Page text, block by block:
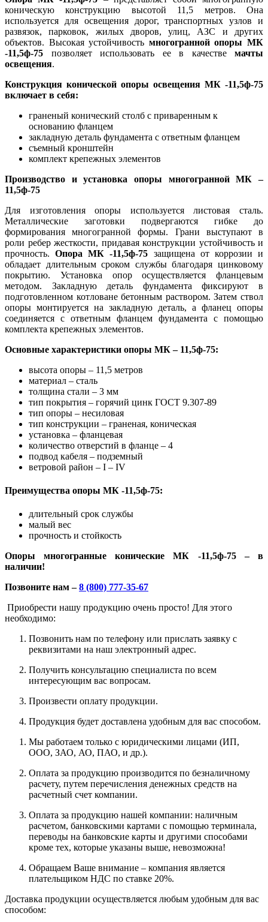
коническую конструкцию высотой 11,5 метров. Она
используется для освещения дорог, транспортных узлов и
развязок, парковок, жилых дворов, улиц, АЗС и других
объектов. Высокая устойчивость многогранной опоры МК
-11,5ф-75 позволяет использовать ее в качестве мачты
освещения.
Конструкция конической опоры освещения МК -11,5ф-75
включает в себя:
граненый конический столб с приваренным к
основанию фланцем
закладную деталь фундамента с ответным фланцем
съемный кронштейн
комплект крепежных элементов
Производство и установка опоры многогранной МК –
11,5ф-75
Для изготовления опоры используется листовая сталь.
Металлические заготовки подвергаются гибке до
формирования многогранной формы. Грани выступают в
роли ребер жесткости, придавая конструкции устойчивость и
прочность.Опора МК -11,5ф-75 защищена от коррозии и
обладает длительным сроком службы благодаря цинковому
покрытию. Установка опор осуществляется фланцевым
методом. Закладную деталь фундамента фиксируют в
подготовленном котловане бетонным раствором. Затем ствол
опоры монтируется на закладную деталь, а фланец опоры
соединяется с ответным фланцем фундамента с помощью
комплекта крепежных элементов.
Основные характеристики опоры МК – 11,5ф-75:
высота опоры – 11,5 метров
материал – сталь
толщина стали – 3 мм
тип покрытия – горячий цинк ГОСТ 9.307-89
тип опоры – несиловая
тип конструкции – граненая, коническая
установка – фланцевая
количество отверстий в фланце – 4
подвод кабеля – подземный
ветровой район – I – IV
Преимущества опоры МК -11,5ф-75:
длительный срок службы
малый вес
прочность и стойкость
Опоры многогранные конические МК -11,5ф-75 – в
наличии!
Позвоните нам –8 (800) 777-35-67
Приобрести нашу продукцию очень просто! Для этого
необходимо:
Позвонить нам по телефону или прислать заявку с
реквизитами на наш электронный адрес.
Получить консультацию специалиста по всем
интересующим вас вопросам.
Произвести оплату продукции.
Продукция будет доставлена удобным для вас способом.
Мы работаем только с юридическими лицами (ИП,
ООО, ЗАО, АО, ПАО, и др.).
Оплата за продукцию производится по безналичному
расчету, путем перечисления денежных средств на
расчетный счет компании.
Оплата за продукцию нашей компании: наличным
расчетом, банковскими картами с помощью терминала,
переводы на банковские карты и другими способами
кроме тех, которые указаны выше, невозможна!
Обращаем Ваше внимание – компания является
плательщиком НДС по ставке 20%.
Доставка продукции осуществляется любым удобным для вас
способом: